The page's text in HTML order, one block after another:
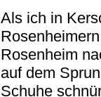
Als ich in
Rosenheim
auf dem
Schuhe